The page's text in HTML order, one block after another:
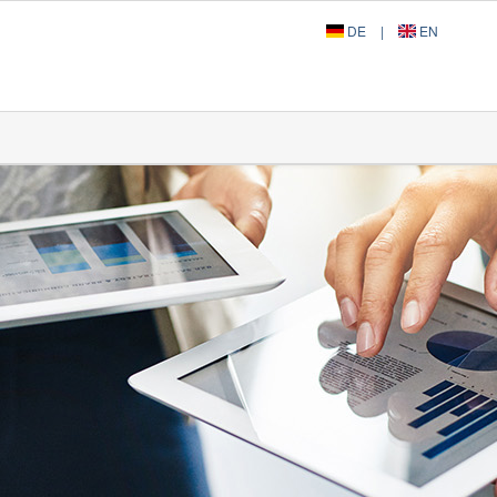
DE | EN